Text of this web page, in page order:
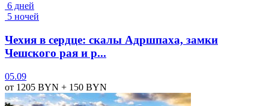
6 дней
5 ночей
Чехия в сердце: скалы Адршпаха, замки
Чешского рая и р...
05.09
от 1205 BYN + 150 BYN